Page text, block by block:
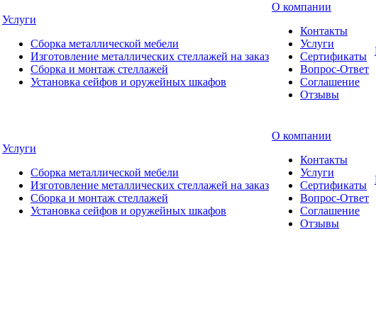
Услуги
Сборка металлической мебели
Изготовление металлических стеллажей на заказ
Сборка и монтаж стеллажей
Установка сейфов и оружейных шкафов
О компании
Контакты
Услуги
Сертификаты
Вопрос-Ответ
Соглашение
Отзывы
Услуги
Сборка металлической мебели
Изготовление металлических стеллажей на заказ
Сборка и монтаж стеллажей
Установка сейфов и оружейных шкафов
О компании
Контакты
Услуги
Сертификаты
Вопрос-Ответ
Соглашение
Отзывы